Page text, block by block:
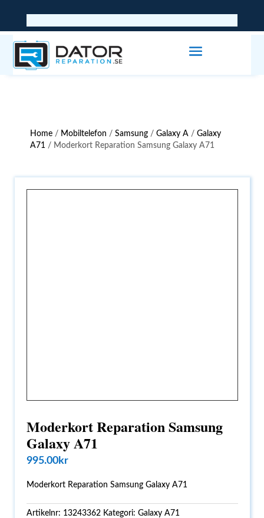
Home / Mobiltelefon /Samsung /Galaxy A /Galaxy
A71 / Moderkort Reparation Samsung Galaxy A71
Moderkort Reparation Samsung
Galaxy A71
995.00kr
Moderkort Reparation Samsung Galaxy A71
Artikelnr: 13243362 Kategori:Galaxy A71